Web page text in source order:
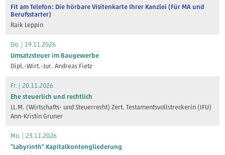
Fit am Telefon: Die hörbare Visitenkarte Ihrer Kanzlei (Für MA und
Berufsstarter)
Raik Leppin
Do. | 19.11.2026
Umsatzsteuer im Baugewerbe
Dipl.-Wirt.-Jur. Andreas Fietz
Fr. | 20.11.2026
Ehe steuerlich und rechtlich
LL.M. (Wirtschafts- und Steuerrecht) Zert. Testamentsvollstreckerin (IFU)
Ann-Kristin Gruner
Mo. | 23.11.2026
"Labyrinth" Kapitalkontengliederung